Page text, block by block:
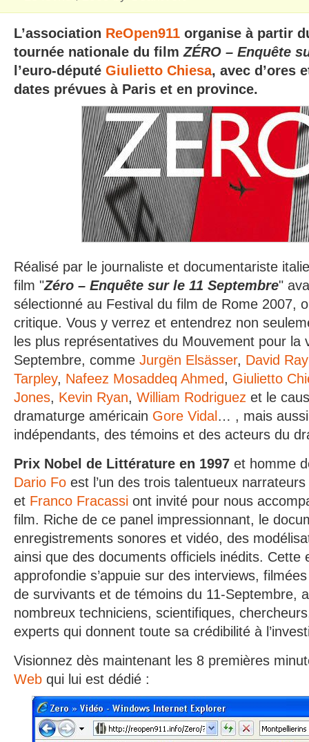
L’association ReOpen911 organise à partir
tournée nationale du filmZÉRO – Enquête
l’euro-député Giulietto Chiesa, avec d’ores
dates prévues à Paris et en province.
Réalisé par le journaliste et documentariste
film "Zéro – Enquête sur le 11 Septembre"
sélectionné au Festival du film de Rome 2007,
critique. Vous y verrez et entendrez non
les plus représentatives du Mouvement pour la
Septembre, comme Jurgën Elsässer, David
Tarpley, Nafeez Mosaddeq Ahmed, Giulietto
Jones, Kevin Ryan, William Rodriguez et le
dramaturge américain Gore Vidal … , mais
indépendants, des témoins et des acteurs du
Prix Nobel de Littérature en 1997 et homme
Dario Fo est l’un des trois talentueux
et Franco Fracassi ont invité pour nous
film. Riche de ce panel impressionnant, le
enregistrements sonores et vidéo, des
ainsi que des documents officiels inédits. Cette
approfondie s’appuie sur des interviews,
de survivants et de témoins du 11-Septembre,
nombreux techniciens, scientifiques,
experts qui donnent toute sa crédibilité à
Visionnez dès maintenant les 8 premières
Web qui lui est dédié :